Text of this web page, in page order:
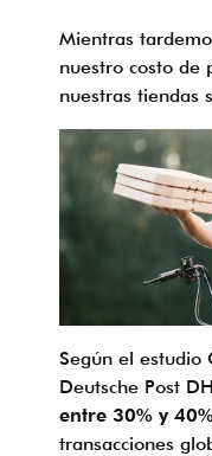
Mientras
nuestro costo de
nuestras tiendas
Según el estudio
Deutsche Post
entre 30% y
transacciones